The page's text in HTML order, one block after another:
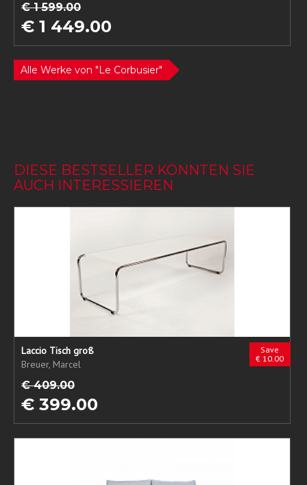
€ 1 599.00
€ 1 449.00
Alle Werke von "Le Corbusier"
DIESE BESTSELLER KÖNNTEN SIE
AUCH INTERESSIEREN
Save
€ 10.00
Laccio Tisch groß
Breuer, Marcel
€ 409.00
€ 399.00